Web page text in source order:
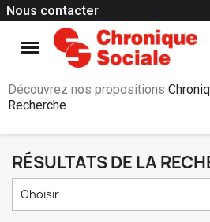
Nous contacter
Découvrez nos propositions
Recherche
RÉSULTATS DE LA
Choisir